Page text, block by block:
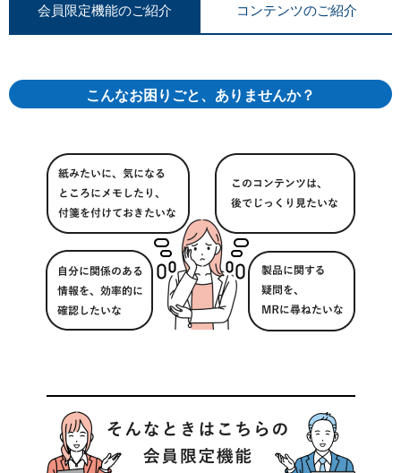
会員限定機能のご紹介 コンテンツのご紹介
こんなお困りごと、ありませんか？